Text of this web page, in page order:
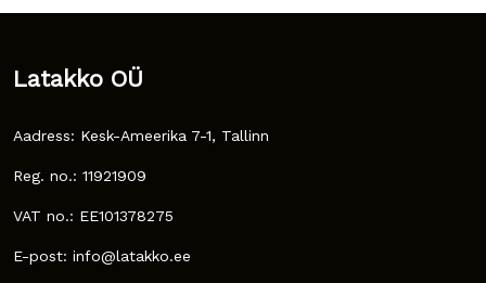
Latakko OÜ
Aadress: Kesk-Ameerika 7-1, Tallinn
Reg. no.: 11921909
VAT no.: EE101378275
E-post: info@latakko.ee